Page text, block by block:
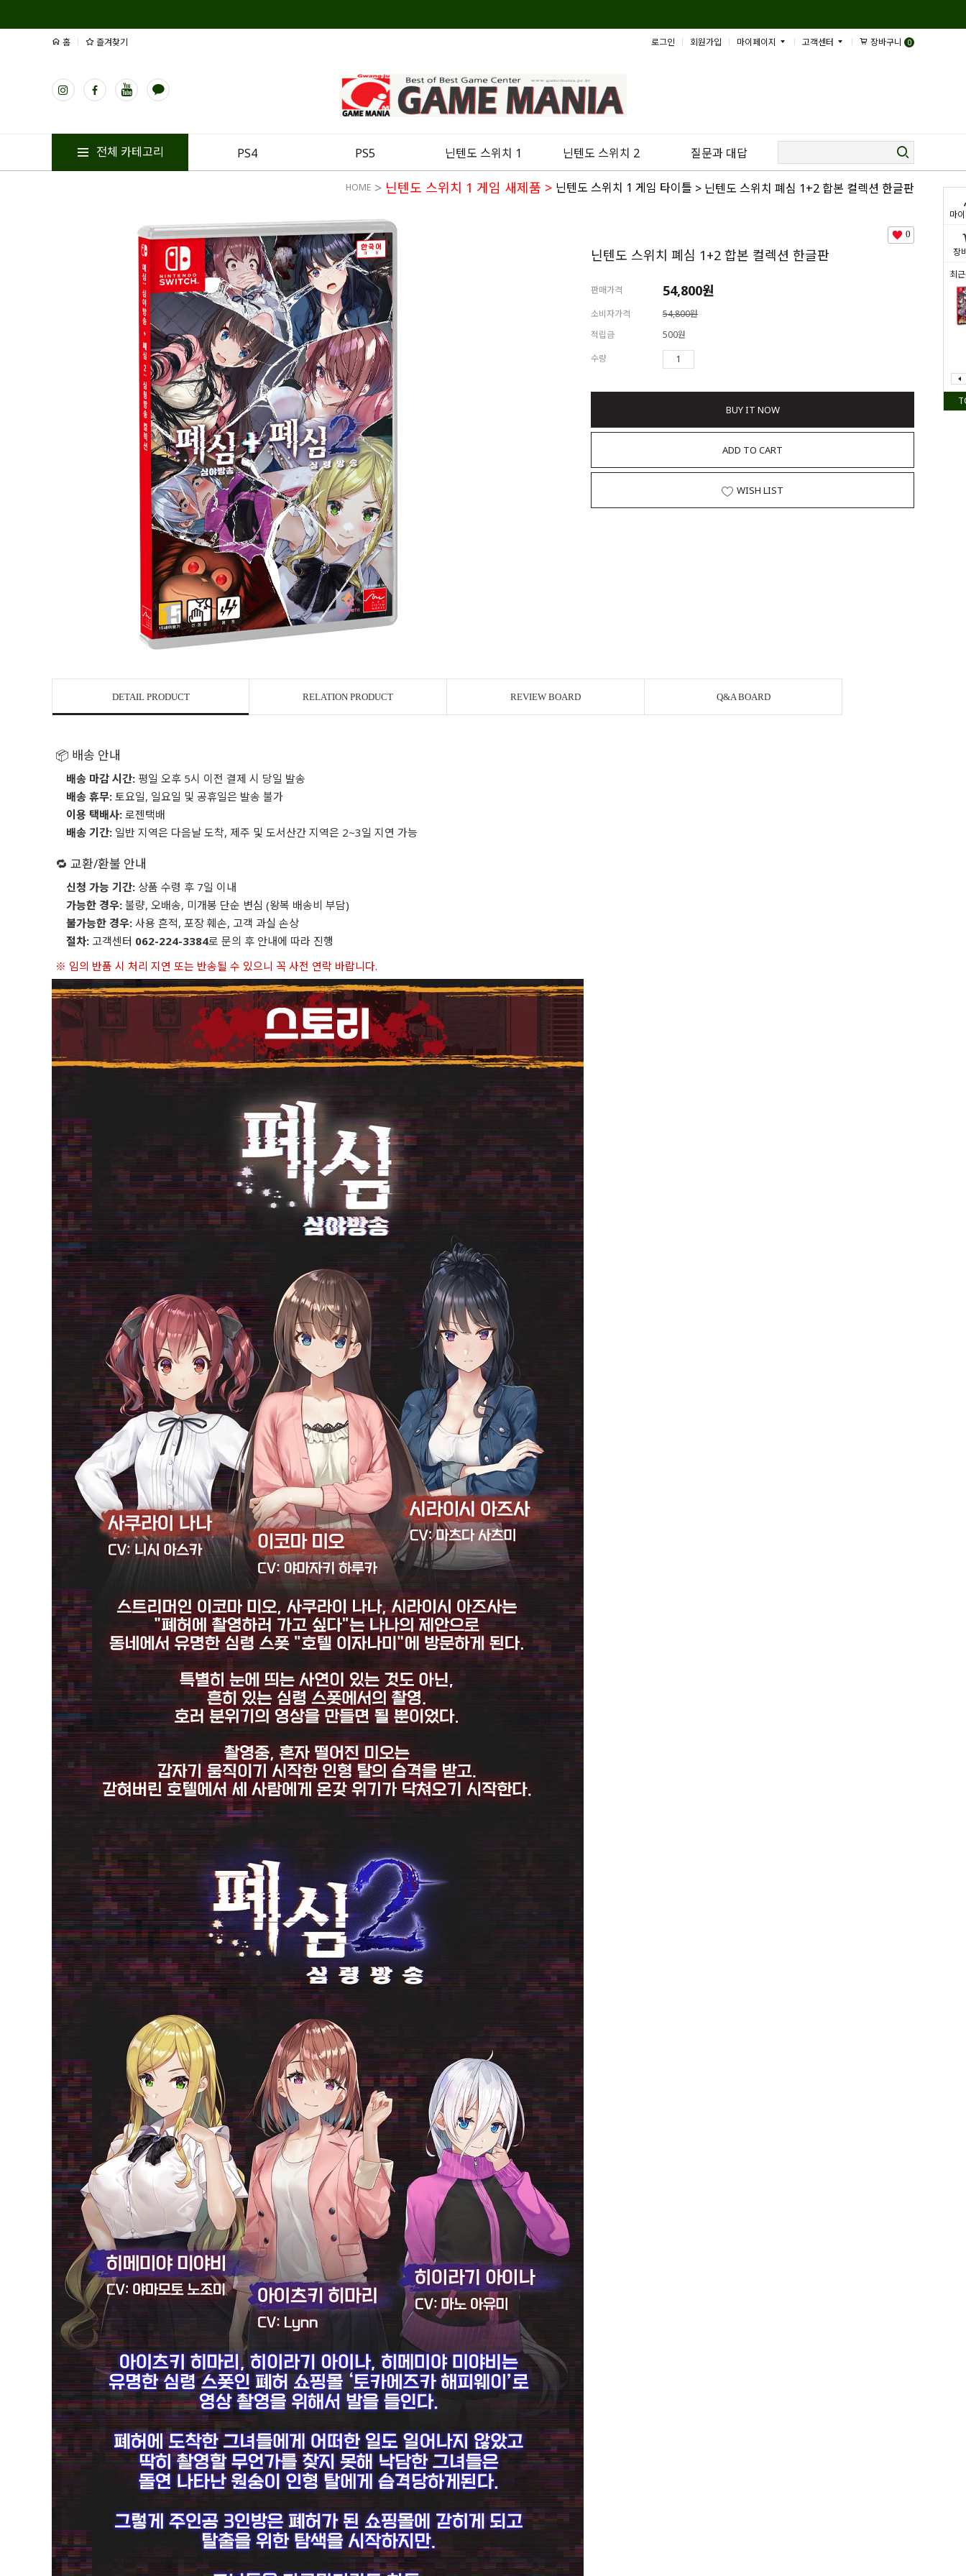
마
장
최
홈 즐겨찾기 로그인 회원가입 마이페이지 고객센터 장바구니 0
전체 카테고리 PS4 PS5 닌텐도 스위치 1 닌텐도 스위치 2 질문과 대답
HOME > 닌텐도 스위치 1 게임 새제품 > 닌텐도 스위치 1 게임 타이틀 > 닌텐도 스위치 폐심 1+2 합본 컬렉션 한글판
0
닌텐도 스위치 폐심 1+2 합본 컬렉션 한글판
판매가격 54,800원
소비자가격
54,800원
적립금
500원
수량
BUY IT NOW
ADD TO CART
WISH LIST
DETAIL PRODUCT RELATION PRODUCT REVIEW BOARD Q&A BOARD
📦 배송 안내
배송 마감 시간: 평일 오후 5시 이전 결제 시 당일 발송
배송 휴무: 토요일, 일요일 및 공휴일은 발송 불가
이용 택배사: 로젠택배
배송 기간: 일반 지역은 다음날 도착, 제주 및 도서산간 지역은 2~3일 지연 가능
🔁 교환/환불 안내
신청 가능 기간: 상품 수령 후 7일 이내
가능한 경우: 불량, 오배송, 미개봉 단순 변심 (왕복 배송비 부담)
불가능한 경우: 사용 흔적, 포장 훼손, 고객 과실 손상
절차: 고객센터 062-224-3384로 문의 후 안내에 따라 진행
※ 임의 반품 시 처리 지연 또는 반송될 수 있으니 꼭 사전 연락 바랍니다.